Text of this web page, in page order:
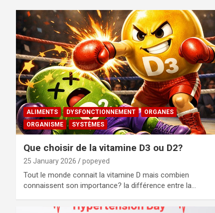
ALIMENTS DYSFONCTIONNEMENT
ORGANES
ORGANISME
SYSTÈMES
Que choisir de la vitamine D3 ou D2?
25 January 2026 popeyed
Tout le monde connait la vitamine D mais combien
connaissent son importance? la différence entre la…